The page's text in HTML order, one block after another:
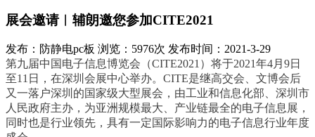
展会邀请︱辅朗邀您参加CITE2021
发布：防静电pc板 浏览：5976次 发布时间：2021-3-29
第九届中国电子信息博览会（CITE2021）将于2021年4月9日
至11日，在深圳会展中心举办。CITE是继高交会、文博会后
又一落户深圳的国家级大型展会，由工业和信息化部、深圳市
人民政府主办，为亚洲规模最大、产业链最全的电子信息展，
同时也是行业领先，具有一定国际影响力的电子信息行业年度